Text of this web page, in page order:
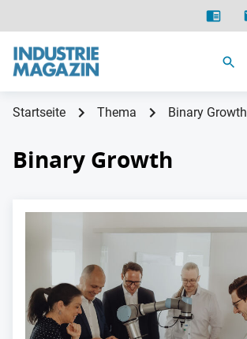
Startseite Thema Binary Growth
Binary Growth